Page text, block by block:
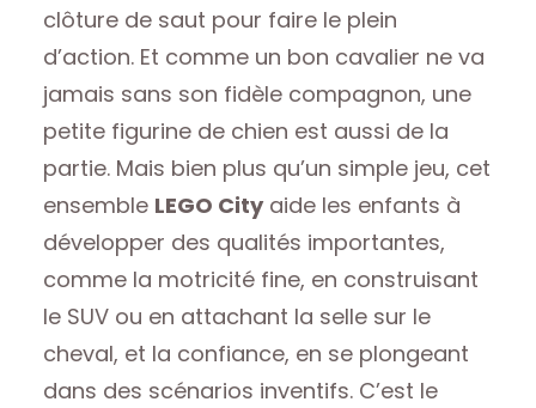
clôture de saut pour faire le plein
d’action. Et comme un bon cavalier ne va
jamais sans son fidèle compagnon, une
petite figurine de chien est aussi de la
partie. Mais bien plus qu’un simple jeu, cet
ensemble LEGO Cityaide les enfants à
développer des qualités importantes,
comme la motricité fine, en construisant
le SUV ou en attachant la selle sur le
cheval, et la confiance, en se plongeant
dans des scénarios inventifs. C’est le